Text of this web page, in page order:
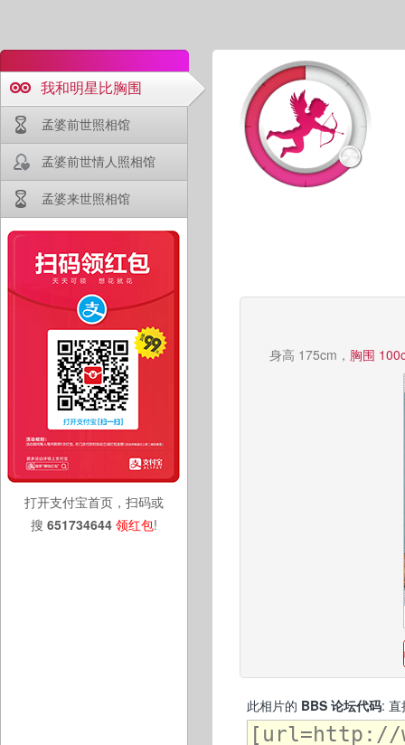
我和明星比胸围
孟婆前世照相馆
孟婆前世情人照相馆
孟婆来世照相馆
打开支付宝首页，扫码或
搜 651734644 领红包!
身高 175cm， 胸围
此相片的 BBS 论坛代码: 直